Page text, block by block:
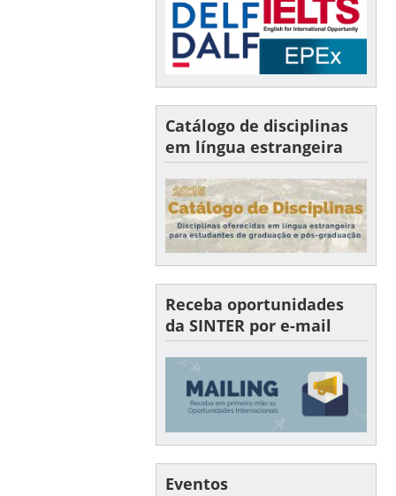
Catálogo de disciplinas
em língua estrangeira
Receba oportunidades
da SINTER por e-mail
Eventos